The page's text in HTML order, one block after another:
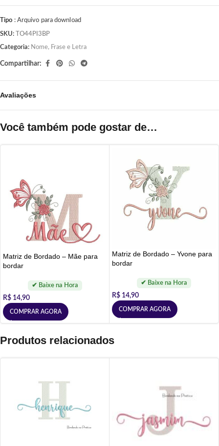
Tipo : Arquivo para download
SKU: TO44PI3BP
Categoria: Nome, Frase e Letra
Compartilhar:
Avaliações
Você também pode gostar de…
Matriz de Bordado – Mãe para
bordar
R$ 14,90
COMPRAR AGORA
Matriz de Bordado – Yvone para
bordar
R$ 14,90
COMPRAR AGORA
Produtos relacionados